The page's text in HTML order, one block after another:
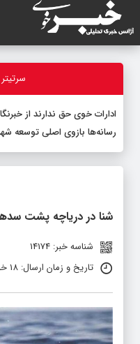
ادارات خوی حق ندارند از
رسانه‌ها بازوی اصلی توسعه
شنا در دریاچه پشت
شناسه خبر: 14174
تاریخ و زمان ارسال: 18 خرداد 1400 ساعت 06:21